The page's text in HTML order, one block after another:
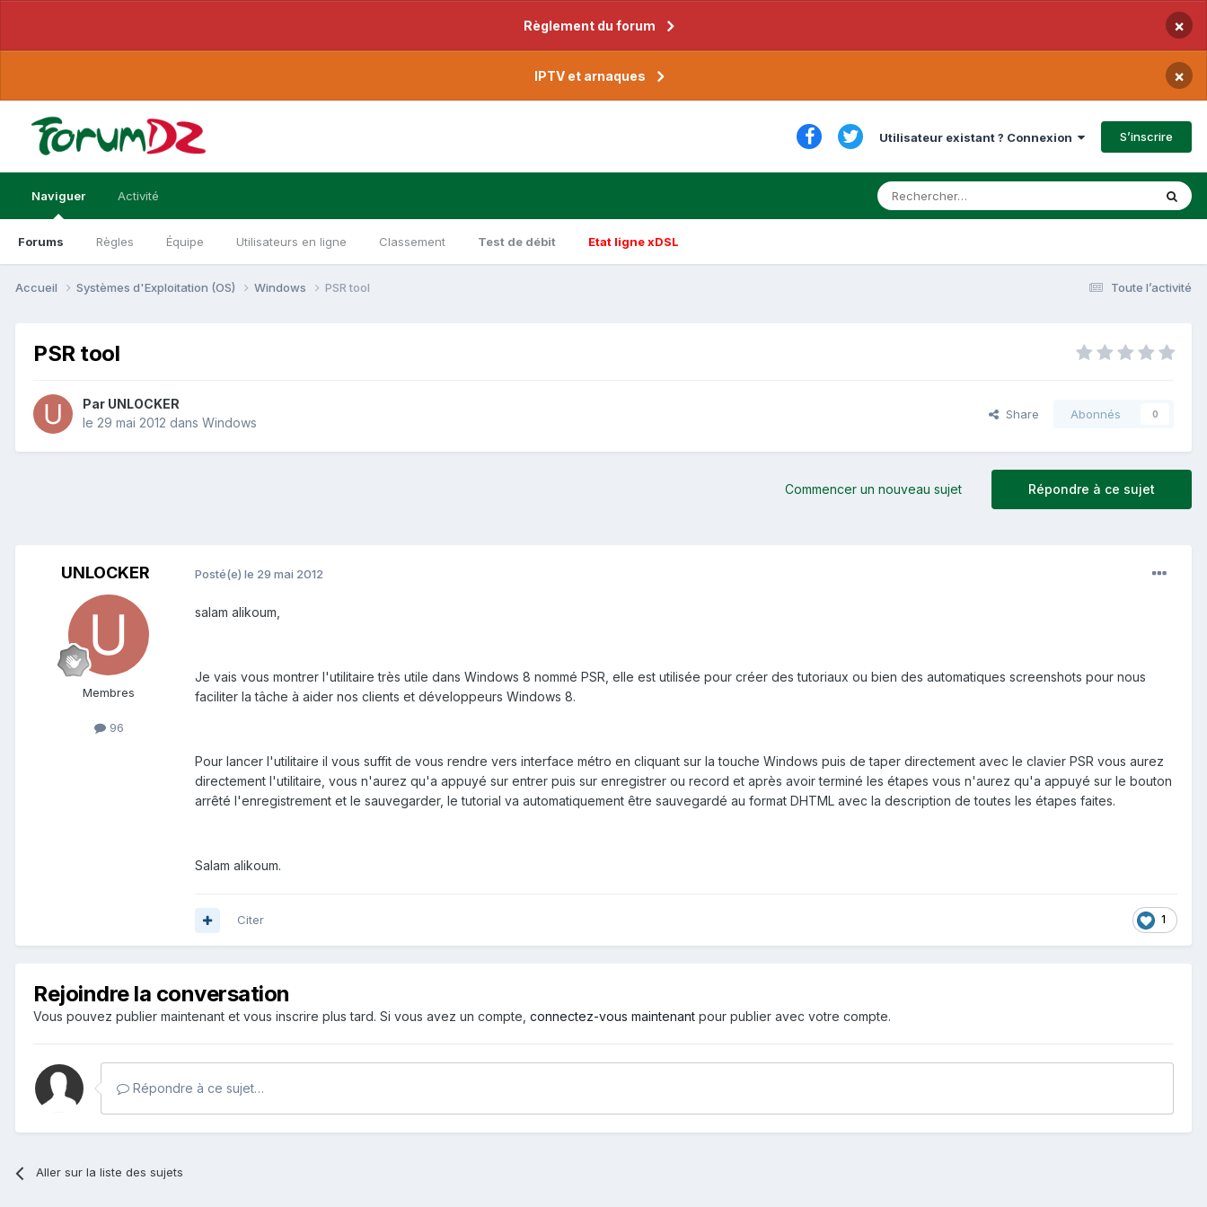
Règlement du forum ×
IPTV et arnaques ×
Utilisateur existant ? Connexion S’inscrire
Naviguer
Forums Règles Équipe Utilisateurs en ligne Classement Test de débit Etat ligne xDSL
Activité
Toute l’activité
Accueil Systèmes d'Exploitation (OS) Windows PSR tool
PSR tool
Par UNLOCKER
le 29 mai 2012 dans Windows
Share Abonnés 0
Répondre à ce sujet
Commencer un nouveau sujet
UNLOCKER
Membres
96
Posté(e) le 29 mai 2012
salam alikoum,
Je vais vous montrer l'utilitaire très utile dans Windows 8 nommé PSR, elle est utilisée pour créer des tutoriaux ou bien des automatiques screenshots pour nous
faciliter la tâche à aider nos clients et développeurs Windows 8.
Pour lancer l'utilitaire il vous suffit de vous rendre vers interface métro en cliquant sur la touche Windows puis de taper directement avec le clavier PSR vous aurez
directement l'utilitaire, vous n'aurez qu'a appuyé sur entrer puis sur enregistrer ou record et après avoir terminé les étapes vous n'aurez qu'a appuyé sur le bouton
arrêté l'enregistrement et le sauvegarder, le tutorial va automatiquement être sauvegardé au format DHTML avec la description de toutes les étapes faites.
Salam alikoum.
1
Citer
Rejoindre la conversation
Vous pouvez publier maintenant et vous inscrire plus tard. Si vous avez un compte, connectez-vous maintenant pour publier avec votre compte.
Répondre à ce sujet…
Aller sur la liste des sujets